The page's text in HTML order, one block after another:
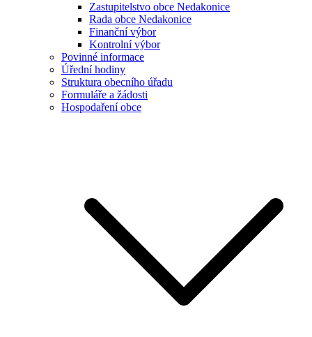
Zastupitelstvo obce Nedakonice
Rada obce Nedakonice
Finanční výbor
Kontrolní výbor
Povinné informace
Úřední hodiny
Struktura obecního úřadu
Formuláře a žádosti
Hospodaření obce